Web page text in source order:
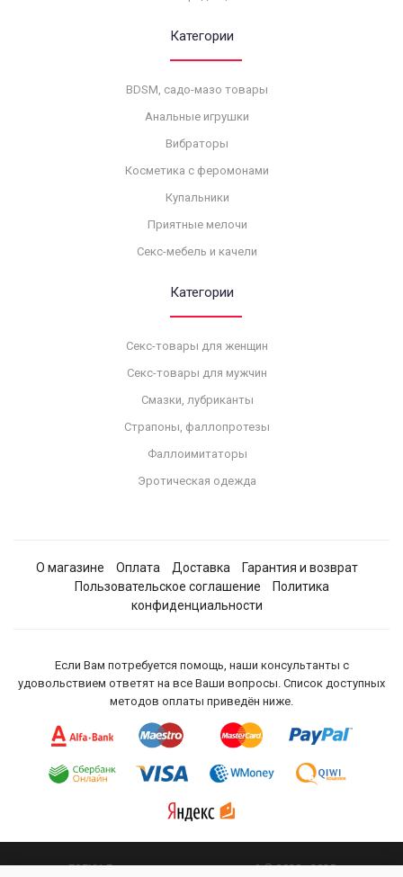
Категории
BDSM, садо-мазо товары
Анальные игрушки
Вибраторы
Косметика с феромонами
Купальники
Приятные мелочи
Секс-мебель и качели
Категории
Секс-товары для женщин
Секс-товары для мужчин
Смазки, лубриканты
Страпоны, фаллопротезы
Фаллоимитаторы
Эротическая одежда
О магазине Оплата Доставка
Гарантия и возврат
Пользовательское соглашение
Политика
конфиденциальности
Если Вам потребуется помощь, наши консультанты с
удовольствием ответят на все Ваши вопросы. Список доступных
методов оплаты приведён ниже.
ESEXY. Гипермаркет удовольствий © 2020 - 2025